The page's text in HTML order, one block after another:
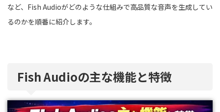
など、Fish Audioがどのような仕組みで高品質な音声を生成してい
るのかを順番に紹介します。
Fish Audioの主な機能と特徴